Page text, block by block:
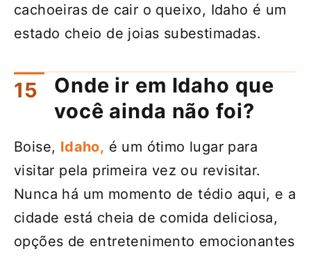
cachoeiras de cair o queixo, Idaho é um
estado cheio de joias subestimadas.
Onde ir em Idaho que
você ainda não foi?
Boise, Idaho, é um ótimo lugar para
visitar pela primeira vez ou revisitar.
Nunca há um momento de tédio aqui, e a
cidade está cheia de comida deliciosa,
opções de entretenimento emocionantes